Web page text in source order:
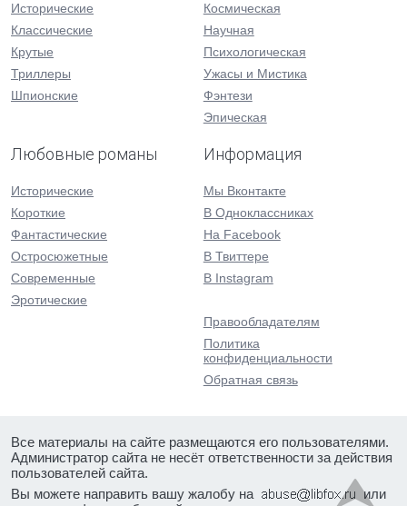
Исторические
Классические
Крутые
Триллеры
Шпионские
Космическая
Научная
Психологическая
Ужасы и Мистика
Фэнтези
Эпическая
Любовные романы
Исторические
Короткие
Фантастические
Остросюжетные
Современные
Эротические
Информация
Мы Вконтакте
В Одноклассниках
На Facebook
В Твиттере
В Instagram
Правообладателям
Политика
конфиденциальности
Обратная связь
Все материалы на сайте размещаются его пользователями.
Администратор сайта не несёт ответственности за действия
пользователей сайта.
Вы можете направить вашу жалобу на
или